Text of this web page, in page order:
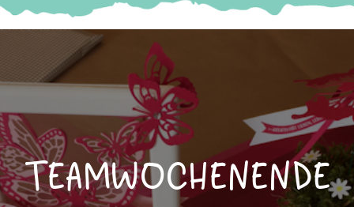
Teamwochenende